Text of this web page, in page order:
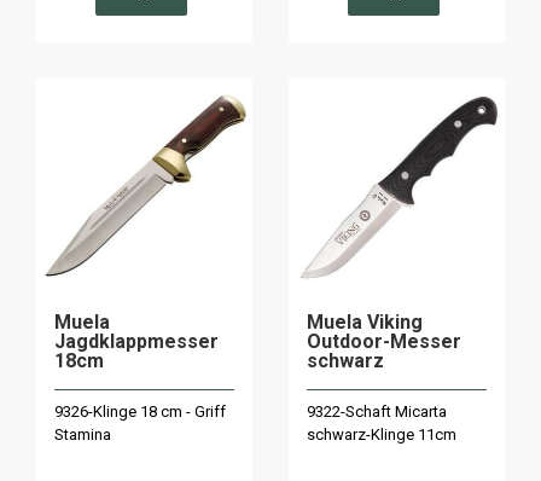
Muela
Jagdklappmesser
18cm
9326-Klinge 18 cm - Griff
Stamina
Muela Viking
Outdoor-Messer
schwarz
9322-Schaft Micarta
schwarz-Klinge 11cm